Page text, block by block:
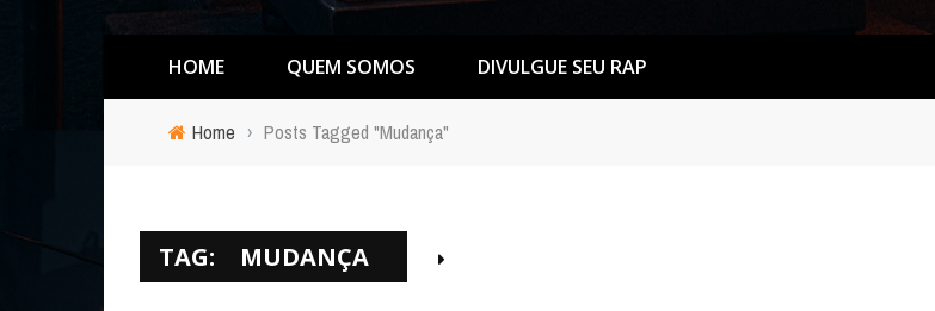
HOME QUEM SOMOS DIVULGUE SEU RAP
Home › Posts Tagged "Mudança"
TAG: MUDANÇA